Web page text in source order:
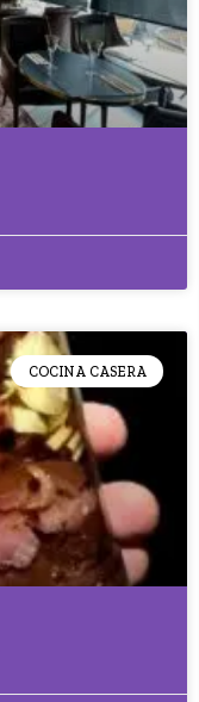
COCINA CASERA